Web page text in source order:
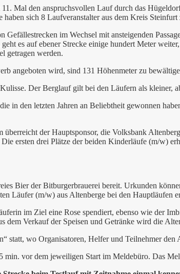
Mal den anspruchsvollen Lauf durch das
sich 8 Laufveranstalter aus dem Kreis Steinfurt
im Wechsel mit ansteigenden
es auf ebener Strecke einige hundert Meter
getragen werden.
angeboten wird, sind 131 Höhenmeter zu
Der Berglauf gilt bei den Läufern als kleiner,
in den letzten Jahren an Beliebtheit gewonnen
der Hauptsponsor, die Volksbank
ersten drei Plätze der beiden Kinderläufe (m/w)
Bier der Bitburgerbrauerei bereit. Urkunden
Läufer (m/w) aus Altenberge bei den Hauptläufen
im Ziel eine Rose spendiert, ebenso wie der
Verkauf der Speisen und Getränke wird die
wo Organisatoren, Helfer und Teilnehmer den
min. vor dem jeweiligen Start im Meldebüro. Das